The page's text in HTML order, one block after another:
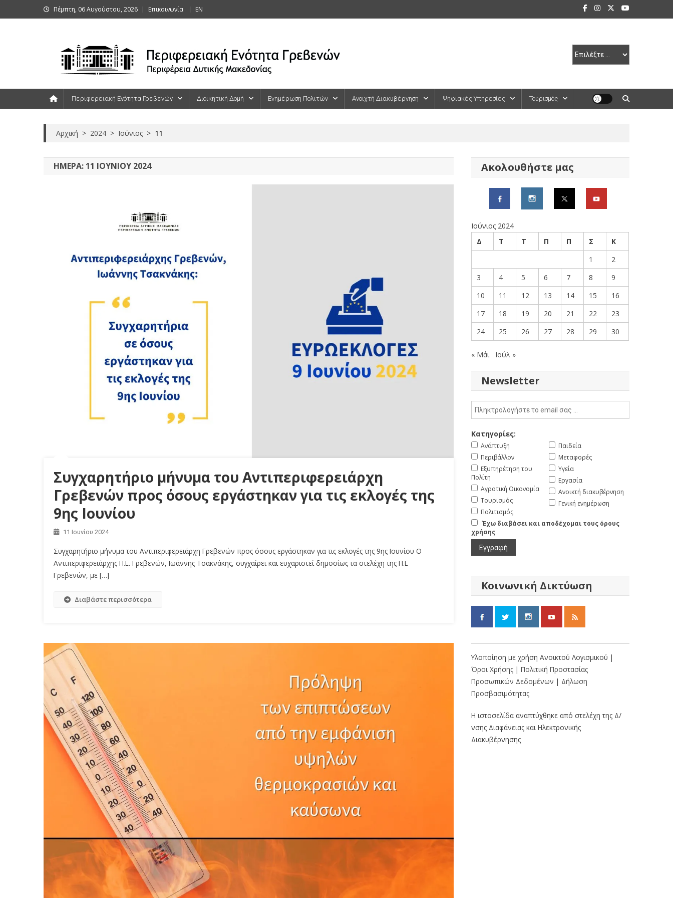
to
Πέμπτη, 06 Αυγούστου, 2026 Επικοινωνία ΕΝ
Περιφερειακή Ενότητα Γρεβενών Διοικητική Δομή Ενημέρωση Πολιτών Ανοιχτή Διακυβέρνηση Ψηφιακές Υπηρεσίες Τουρισμός
Αρχική > 2024 > Ιούνιος > 11
ΗΜΈΡΑ: 11 ΙΟΥΝΊΟΥ 2024
Συγχαρητήριο μήνυμα του Αντιπεριφερειάρχη
Γρεβενών προς όσους εργάστηκαν για τις εκλογές της
9ης Ιουνίου
11 Ιουνίου 2024
Συγχαρητήριο μήνυμα του Αντιπεριφερειάρχη Γρεβενών προς όσους εργάστηκαν για τις εκλογές της 9ης Ιουνίου Ο
Αντιπεριφερειάρχης Π.Ε. Γρεβενών, Ιωάννης Τσακνάκης, συγχαίρει και ευχαριστεί δημοσίως τα στελέχη της Π.Ε
Γρεβενών, με […]
Διαβάστε περισσότερα
Ακολουθήστε μας
Ιούνιος 2024
Δ
Τ Τ Π Π Σ
Κ
1
2
3
4 5 6 7 8
9
10
11 12 13 14 15
16
17
18 19 20 21 22
23
24
25 26 27 28 29 30
« Μάι Ιούλ »
Newsletter
Κατηγορίες:
Ανάπτυξη
Περιβάλλον
Εξυπηρέτηση του
Πολίτη
Αγροτική Οικονομία
Τουρισμός
Πολιτισμός
Παιδεία
Μεταφορές
Υγεία
Εργασία
Ανοικτή διακυβέρνηση
Γενική ενημέρωση
Έχω διαβάσει και αποδέχομαι τους όρους
χρήσης
Κοινωνική Δικτύωση
Υλοποίηση με χρήση Ανοικτού Λογισμικού |
Όροι Χρήσης |Πολιτική Προστασίας
Προσωπικών Δεδομένων | Δήλωση
Προσβασιμότητας
Η ιστοσελίδα αναπτύχθηκε από στελέχη της Δ/
νσης Διαφάνειας και Ηλεκτρονικής
Διακυβέρνησης